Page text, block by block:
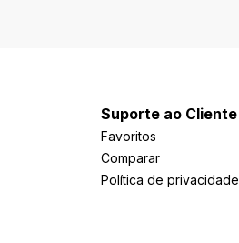
Suporte ao Cliente
Favoritos
Comparar
Política de privacidade